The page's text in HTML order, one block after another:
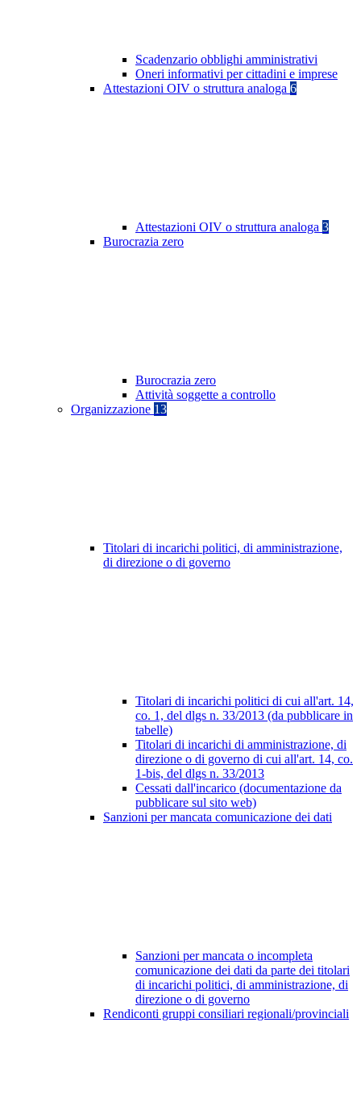
Scadenzario obblighi amministrativi
Oneri informativi per cittadini e imprese
Attestazioni OIV o struttura analoga 6
Attestazioni OIV o struttura analoga 3
Burocrazia zero
Burocrazia zero
Attività soggette a controllo
Organizzazione 13
Titolari di incarichi politici, di amministrazione,
di direzione o di governo
Titolari di incarichi politici di cui all'art. 14,
co. 1, del dlgs n. 33/2013 (da pubblicare in
tabelle)
Titolari di incarichi di amministrazione, di
direzione o di governo di cui all'art. 14, co.
1-bis, del dlgs n. 33/2013
Cessati dall'incarico (documentazione da
pubblicare sul sito web)
Sanzioni per mancata comunicazione dei dati
Sanzioni per mancata o incompleta
comunicazione dei dati da parte dei titolari
di incarichi politici, di amministrazione, di
direzione o di governo
Rendiconti gruppi consiliari regionali/provinciali